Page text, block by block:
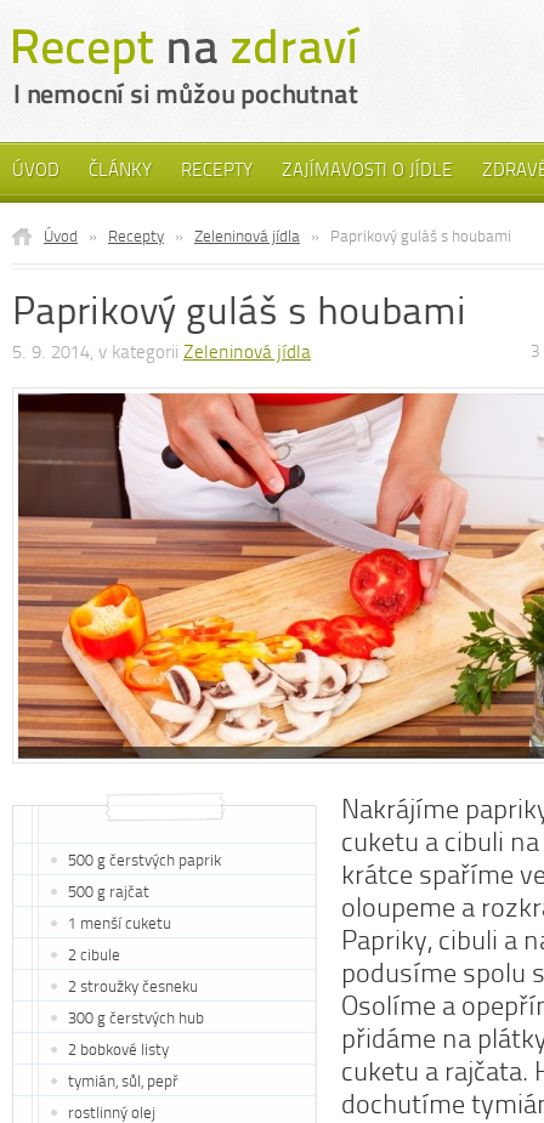
ÚVOD ČLÁNKY RECEPTY ZAJÍMAVOSTI O JÍDLE
Úvod » Recepty » Zeleninová jídla » Paprikový guláš s houbami
Paprikový guláš s houbami
5. 9. 2014, v kategorii Zeleninová jídla
500 g čerstvých paprik
500 g rajčat
1 menší cuketu
2 cibule
2 stroužky česneku
300 g čerstvých hub
2 bobkové listy
tymián, sůl, pepř
rostlinný olej
Nakrájíme
cuketu a cibuli
krátce spaříme
oloupeme a
Papriky, cibuli a
podusíme spolu
Osolíme a
přidáme na
cuketu a rajčata.
dochutíme